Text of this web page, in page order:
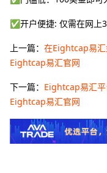
✅开户便捷: 仅需在网上
上一篇： 在Eightcap易汇
Eightcap易汇官网
下一篇： Eightcap易汇
Eightcap易汇官网